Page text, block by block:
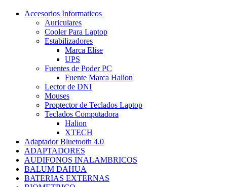
Accesorios Informaticos
Auriculares
Cooler Para Laptop
Estabilizadores
Marca Elise
UPS
Fuentes de Poder PC
Fuente Marca Halion
Lector de DNI
Mouses
Proptector de Teclados Laptop
Teclados Computadora
Halion
XTECH
Adaptador Bluetooth 4.0
ADAPTADORES
AUDIFONOS INALAMBRICOS
BALUM DAHUA
BATERIAS EXTERNAS